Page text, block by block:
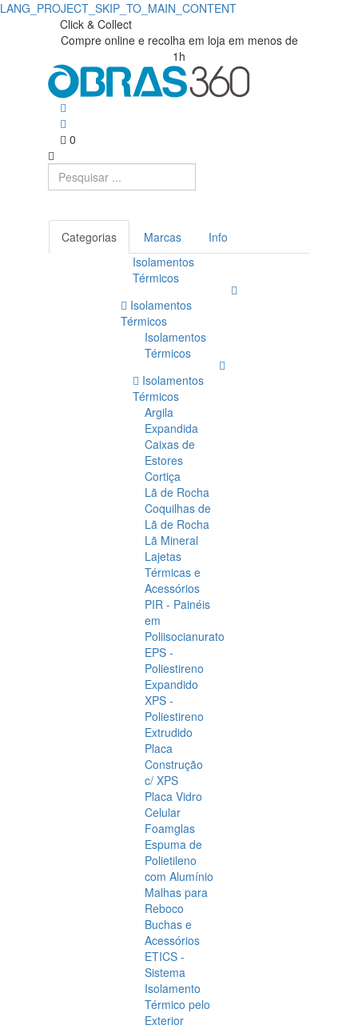
LANG_PROJECT_SKIP_TO_MAIN_CONTENT
Click & Collect
Compre online e recolha em loja em menos de
1h
0
Categorias Marcas
Info
Isolamentos
Térmicos
Isolamentos
Térmicos
Isolamentos
Térmicos
Isolamentos
Térmicos
Argila
Expandida
Caixas de
Estores
Cortiça
Lã de Rocha
Coquilhas de
Lã de Rocha
Lã Mineral
Lajetas
Térmicas e
Acessórios
PIR - Painéis
em
Poliisocianurato
EPS -
Poliestireno
Expandido
XPS -
Poliestireno
Extrudido
Placa
Construção
c/ XPS
Placa Vidro
Celular
Foamglas
Espuma de
Polietileno
com Alumínio
Malhas para
Reboco
Buchas e
Acessórios
ETICS -
Sistema
Isolamento
Térmico pelo
Exterior